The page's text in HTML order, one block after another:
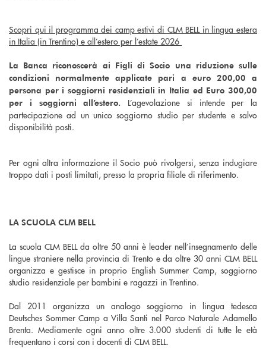
Scopri qui il programma dei camp estivi di CLM BELL in lingua estera
in Italia (in Trentino) e all’estero per l’estate 2026
La Banca riconoscerà ai Figli di Socio una riduzione sulle
condizioni normalmente applicate pari a euro 200,00 a
persona per i soggiorni residenziali in Italia ed Euro 300,00
per i soggiorni all’estero. L’agevolazione si intende per la
partecipazione ad un unico soggiorno studio per studente e salvo
disponibilità posti.
Per ogni altra informazione il Socio può rivolgersi, senza indugiare
troppo dati i posti limitati, presso la propria filiale di riferimento.
LA SCUOLA CLM BELL
La scuola CLM BELL da oltre 50 anni è leader nell’insegnamento delle
lingue straniere nella provincia di Trento e da oltre 30 anni CLM BELL
organizza e gestisce in proprio English Summer Camp, soggiorno
studio residenziale per bambini e ragazzi in Trentino.
Dal 2011 organizza un analogo soggiorno in lingua tedesca
Deutsches Sommer Camp a Villa Santi nel Parco Naturale Adamello
Brenta. Mediamente ogni anno oltre 3.000 studenti di tutte le età
frequentano i corsi con i docenti di CLM BELL.